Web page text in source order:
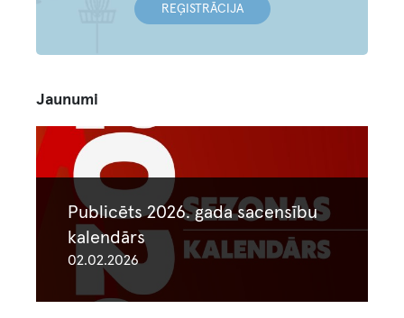
REĢISTRĀCIJA
Jaunumi
Image
Publicēts 2026. gada sacensību
kalendārs
02.02.2026